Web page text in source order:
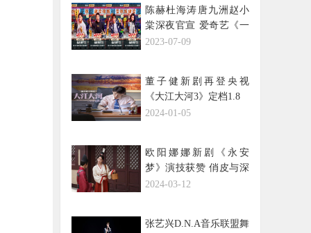
陈赫杜海涛唐九洲赵小
棠深夜官宣 爱奇艺《一
起撸串吧》会玩
2023-07-09
董子健新剧再登央视
《大江大河3》定档1.8
2024-01-05
欧阳娜娜新剧《永安
梦》演技获赞 俏皮与深
情间演绎角色层次
2024-03-12
张艺兴D.N.A音乐联盟舞